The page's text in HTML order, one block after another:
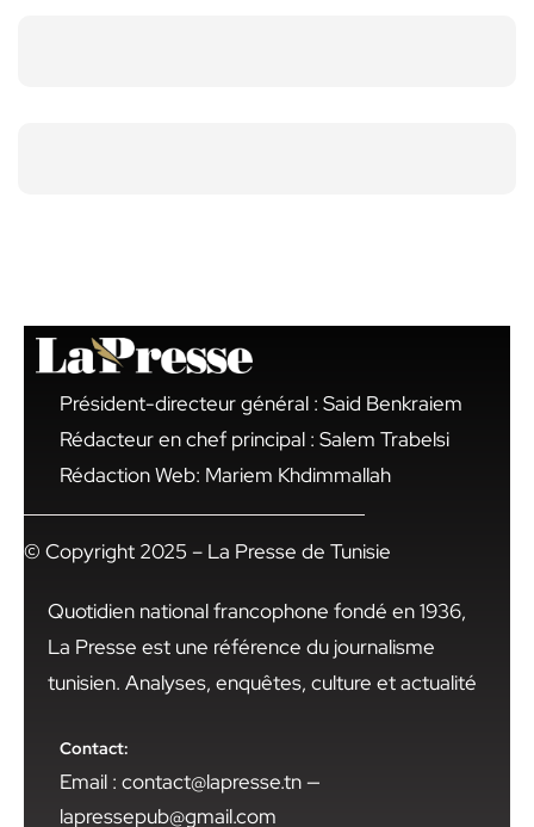
Président-directeur général : Said Benkraiem
Rédacteur en chef principal : Salem Trabelsi
Rédaction Web: Mariem Khdimmallah
© Copyright 2025 – La Presse de Tunisie
Quotidien national francophone fondé en 1936,
La Presse est une référence du journalisme
tunisien. Analyses, enquêtes, culture et actualité
Contact:
Email : contact@lapresse.tn —
lapressepub@gmail.com